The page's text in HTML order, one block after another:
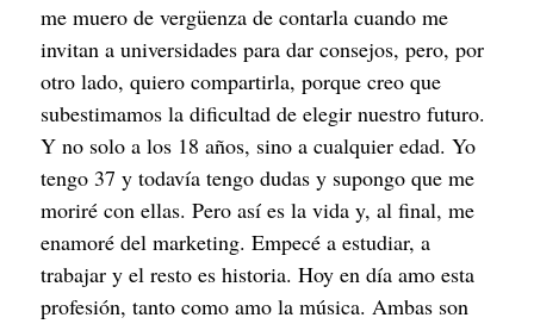
me muero de vergüenza de contarla cuando me
invitan a universidades para dar consejos, pero, por
otro lado, quiero compartirla, porque creo que
subestimamos la dificultad de elegir nuestro futuro.
Y no solo a los 18 años, sino a cualquier edad. Yo
tengo 37 y todavía tengo dudas y supongo que me
moriré con ellas. Pero así es la vida y, al final, me
enamoré del marketing. Empecé a estudiar, a
trabajar y el resto es historia. Hoy en día amo esta
profesión, tanto como amo la música. Ambas son